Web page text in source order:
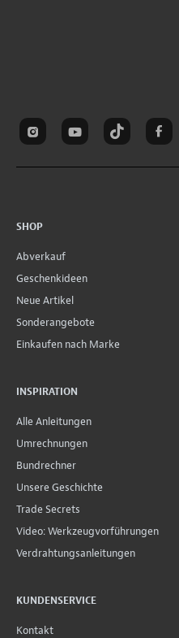
SHOP
Abverkauf
Geschenkideen
Neue Artikel
Sonderangebote
Einkaufen nach Marke
INSPIRATION
Alle Anleitungen
Umrechnungen
Bundrechner
Unsere Geschichte
Trade Secrets
Video: Werkzeugvorführungen
Verdrahtungsanleitungen
KUNDENSERVICE
Kontakt